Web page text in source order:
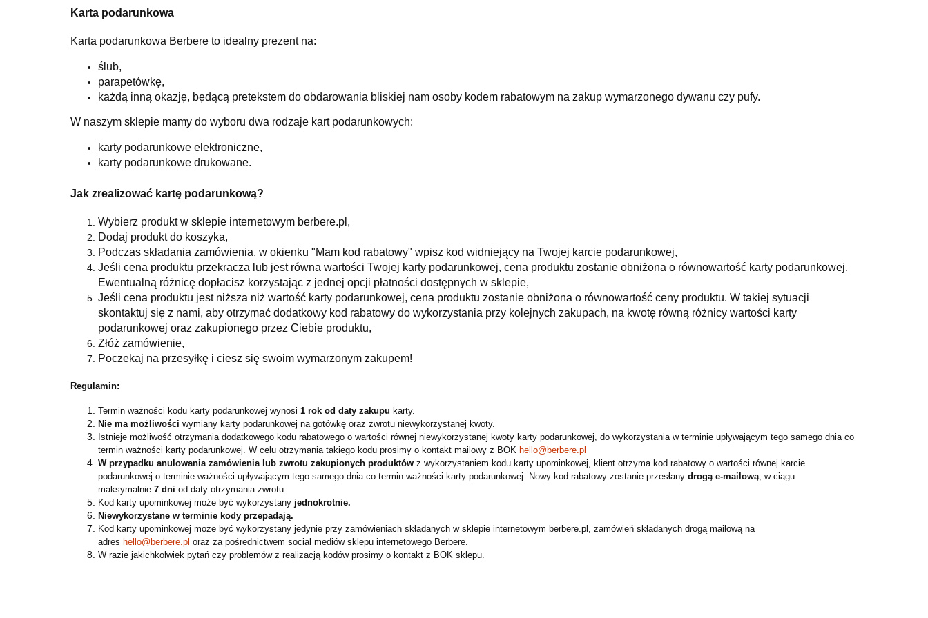
Karta podarunkowa
Karta podarunkowa Berbere to idealny prezent na:
ślub,
parapetówkę,
każdą inną okazję, będącą pretekstem do obdarowania bliskiej nam osoby kodem rabatowym na zakup wymarzonego dywanu czy pufy.
W naszym sklepie mamy do wyboru dwa rodzaje kart podarunkowych:
karty podarunkowe elektroniczne,
karty podarunkowe drukowane.
Jak zrealizować kartę podarunkową?
Wybierz produkt w sklepie internetowym berbere.pl,
Dodaj produkt do koszyka,
Podczas składania zamówienia, w okienku "Mam kod rabatowy" wpisz kod widniejący na Twojej karcie podarunkowej,
Jeśli cena produktu przekracza lub jest równa wartości Twojej karty podarunkowej, cena produktu zostanie obniżona o równowartość karty podarunkowej.
Ewentualną różnicę dopłacisz korzystając z jednej opcji płatności dostępnych w sklepie,
Jeśli cena produktu jest niższa niż wartość karty podarunkowej, cena produktu zostanie obniżona o równowartość ceny produktu. W takiej sytuacji
skontaktuj się z nami, aby otrzymać dodatkowy kod rabatowy do wykorzystania przy kolejnych zakupach, na kwotę równą różnicy wartości karty
podarunkowej oraz zakupionego przez Ciebie produktu,
Złóż zamówienie,
Poczekaj na przesyłkę i ciesz się swoim wymarzonym zakupem!
Regulamin:
Termin ważności kodu karty podarunkowej wynosi 1 rok od daty zakupu karty.
Nie ma możliwości wymiany karty podarunkowej na gotówkę oraz zwrotu niewykorzystanej kwoty.
Istnieje możliwość otrzymania dodatkowego kodu rabatowego o wartości równej niewykorzystanej kwoty karty podarunkowej, do wykorzystania w terminie upływającym tego samego dnia co
termin ważności karty podarunkowej. W celu otrzymania takiego kodu prosimy o kontakt mailowy z BOK hello@berbere.pl
W przypadku anulowania zamówienia lub zwrotu zakupionych produktów z wykorzystaniem kodu karty upominkowej, klient otrzyma kod rabatowy o wartości równej karcie
podarunkowej o terminie ważności upływającym tego samego dnia co termin ważności karty podarunkowej. Nowy kod rabatowy zostanie przesłany drogą e-mailową, w ciągu
maksymalnie 7 dni od daty otrzymania zwrotu.
Kod karty upominkowej może być wykorzystany jednokrotnie.
Niewykorzystane w terminie kody przepadają.
Kod karty upominkowej może być wykorzystany jedynie przy zamówieniach składanych w sklepie internetowym berbere.pl, zamówień składanych drogą mailową na
adres hello@berbere.pl oraz za pośrednictwem social mediów sklepu internetowego Berbere.
W razie jakichkolwiek pytań czy problemów z realizacją kodów prosimy o kontakt z BOK sklepu.